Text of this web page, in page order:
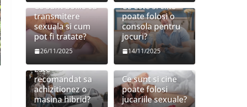
Ce sunt bolile cu
transmitere
sexuala si cum
pot fi tratate?
26/11/2025
Ce este si cine
poate folosi o
consola pentru
jocuri?
14/11/2025
Este
recomandat sa
achizitionez o
masina hibrid?
Ce sunt si cine
poate folosi
jucariile sexuale?